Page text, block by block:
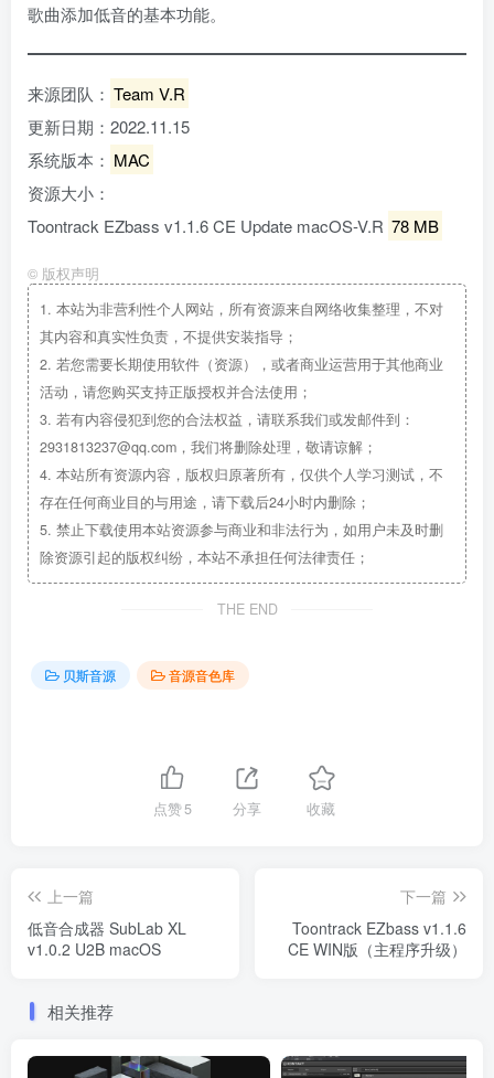
歌曲添加低音的基本功能。
来源团队： Team V.R
更新日期：2022.11.15
系统版本： MAC
资源大小：
Toontrack EZbass v1.1.6 CE Update macOS-V.R 78 MB
© 版权声明
1. 本站为非营利性个人网站，所有资源来自网络收集整理，不对
其内容和真实性负责，不提供安装指导；
2. 若您需要长期使用软件（资源），或者商业运营用于其他商业
活动，请您购买支持正版授权并合法使用；
3. 若有内容侵犯到您的合法权益，请联系我们或发邮件到：
2931813237@qq.com，我们将删除处理，敬请谅解；
4. 本站所有资源内容，版权归原著所有，仅供个人学习测试，不
存在任何商业目的与用途，请下载后24小时内删除；
5. 禁止下载使用本站资源参与商业和非法行为，如用户未及时删
除资源引起的版权纠纷，本站不承担任何法律责任；
THE END
贝斯音源 音源音色库
点赞5 分享 收藏
上一篇
低音合成器 SubLab XL
v1.0.2 U2B macOS
下一篇
Toontrack EZbass v1.1.6
CE WIN版（主程序升级）
相关推荐